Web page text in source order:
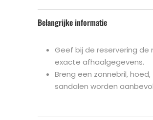
Belangrijke informatie
Geef bij de reservering
exacte afhaalgegevens.
Breng een zonnebril,
sandalen worden